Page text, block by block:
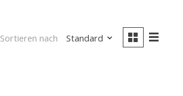
Sortieren nach Standard